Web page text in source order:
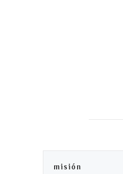
misión